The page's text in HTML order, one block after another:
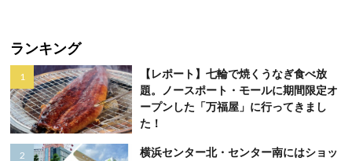
ランキング
【レポート】七輪で焼くうなぎ食べ放
題。ノースポート・モールに期間限定オ
ープンした「万福屋」に行ってきまし
た！
横浜センター北・センター南にはショッ